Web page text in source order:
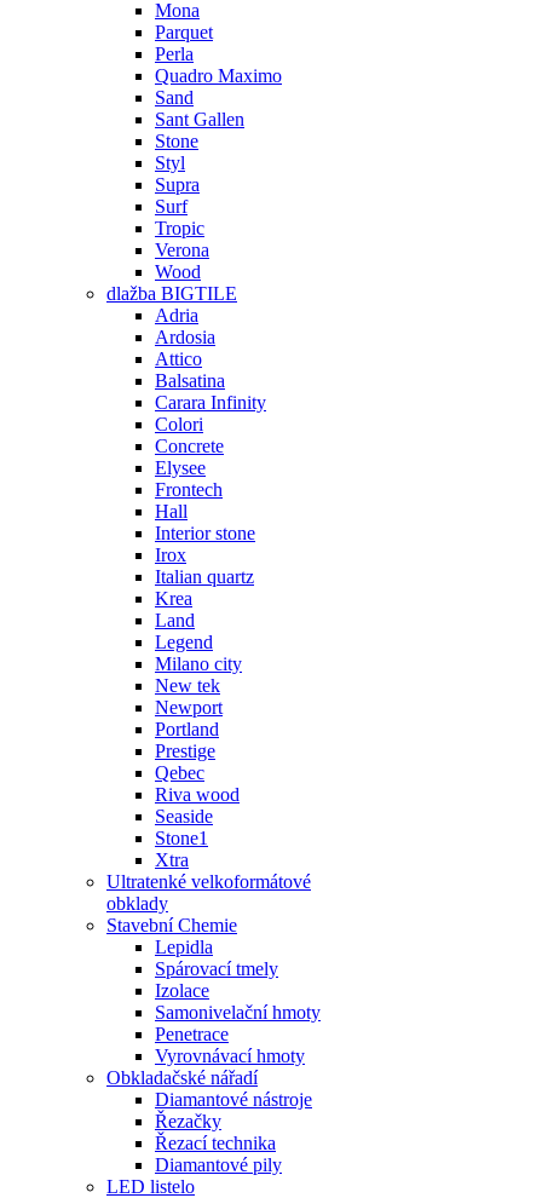
Mona
Parquet
Perla
Quadro Maximo
Sand
Sant Gallen
Stone
Styl
Supra
Surf
Tropic
Verona
Wood
dlažba BIGTILE
Adria
Ardosia
Attico
Balsatina
Carara Infinity
Colori
Concrete
Elysee
Frontech
Hall
Interior stone
Irox
Italian quartz
Krea
Land
Legend
Milano city
New tek
Newport
Portland
Prestige
Qebec
Riva wood
Seaside
Stone1
Xtra
Ultratenké velkoformátové
obklady
Stavební Chemie
Lepidla
Spárovací tmely
Izolace
Samonivelační hmoty
Penetrace
Vyrovnávací hmoty
Obkladačské nářadí
Diamantové nástroje
Řezačky
Řezací technika
Diamantové pily
LED listelo